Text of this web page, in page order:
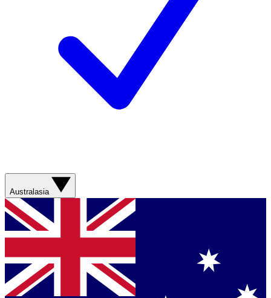
Australasia